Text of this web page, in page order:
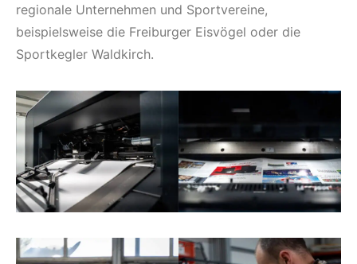
regionale Unternehmen und Sportvereine,
beispielsweise die Freiburger Eisvögel oder die
Sportkegler Waldkirch.